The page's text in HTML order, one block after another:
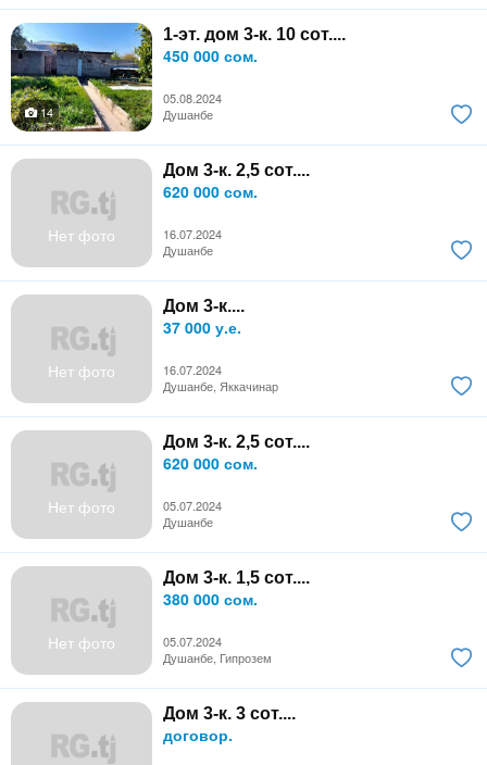
1-эт. дом 3-к. 10 сот....
450 000 сом.
05.08.2024
14
Душанбе
Нет фото
Дом 3-к. 2,5 сот....
620 000 сом.
16.07.2024
Душанбе
Нет фото
Дом 3-к....
37 000 у.е.
16.07.2024
Душанбе, Яккачинар
Нет фото
Дом 3-к. 2,5 сот....
620 000 сом.
05.07.2024
Душанбе
Нет фото
Дом 3-к. 1,5 сот....
380 000 сом.
05.07.2024
Душанбе, Гипрозем
Дом 3-к. 3 сот....
договор.